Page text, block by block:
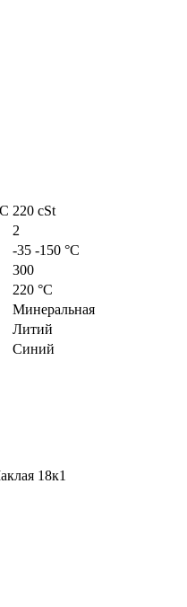
220 cSt
2
-35 -150 °C
300
220 °C
Минеральная
Литий
Синий
18к1